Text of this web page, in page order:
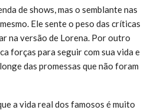
de shows, mas o semblante nas
Ele sente o peso das críticas
na versão de Lorena. Por outro
forças para seguir com sua vida e
das promessas que não foram
a vida real dos famosos é muito